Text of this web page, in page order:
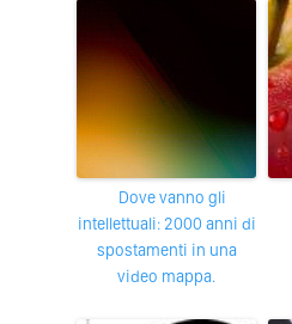
Dove vanno gli
intellettuali: 2000 anni di
spostamenti in una
video mappa.